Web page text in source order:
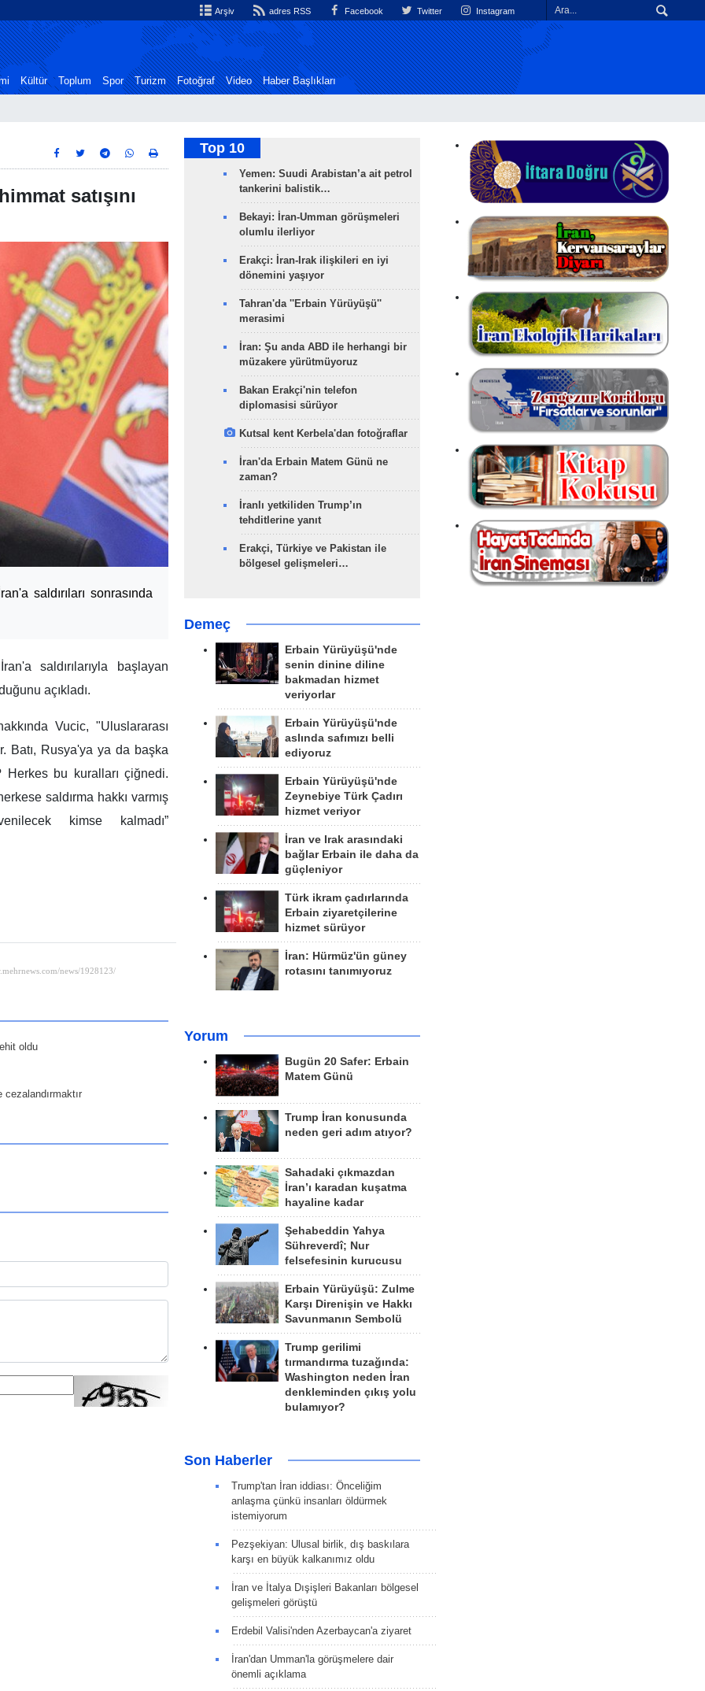
Arşiv adres RSS Facebook Twitter Instagram
Kültür Toplum Spor Turizm Fotoğraf Video Haber Başlıkları
satışını
saldırıları sonrasında
saldırılarıyla başlayan
açıkladı.
Vucic, "Uluslararası
Batı, Rusya'ya ya da başka
Herkes bu kuralları çiğnedi.
saldırma hakkı varmış
kimse kalmadı”
oldu
cezalandırmaktır
Top 10
Yemen: Suudi Arabistan’a ait petrol
tankerini balistik…
Bekayi: İran-Umman görüşmeleri
olumlu ilerliyor
Erakçi: İran-Irak ilişkileri en iyi
dönemini yaşıyor
Tahran'da ''Erbain Yürüyüşü''
merasimi
İran: Şu anda ABD ile herhangi bir
müzakere yürütmüyoruz
Bakan Erakçi'nin telefon
diplomasisi sürüyor
Kutsal kent Kerbela'dan fotoğraflar
İran'da Erbain Matem Günü ne
zaman?
İranlı yetkiliden Trump’ın
tehditlerine yanıt
Erakçi, Türkiye ve Pakistan ile
bölgesel gelişmeleri…
Demeç
Erbain Yürüyüşü'nde
senin dinine diline
bakmadan hizmet
veriyorlar
Erbain Yürüyüşü'nde
aslında safımızı belli
ediyoruz
Erbain Yürüyüşü'nde
Zeynebiye Türk Çadırı
hizmet veriyor
İran ve Irak arasındaki
bağlar Erbain ile daha da
güçleniyor
Türk ikram çadırlarında
Erbain ziyaretçilerine
hizmet sürüyor
İran: Hürmüz'ün güney
rotasını tanımıyoruz
Yorum
Bugün 20 Safer: Erbain
Matem Günü
Trump İran konusunda
neden geri adım atıyor?
Sahadaki çıkmazdan
İran’ı karadan kuşatma
hayaline kadar
Şehabeddin Yahya
Sühreverdî; Nur
felsefesinin kurucusu
Erbain Yürüyüşü: Zulme
Karşı Direnişin ve Hakkı
Savunmanın Sembolü
Trump gerilimi
tırmandırma tuzağında:
Washington neden İran
denkleminden çıkış yolu
bulamıyor?
Son Haberler
Trump'tan İran iddiası: Önceliğim
anlaşma çünkü insanları öldürmek
istemiyorum
Pezşekiyan: Ulusal birlik, dış baskılara
karşı en büyük kalkanımız oldu
İran ve İtalya Dışişleri Bakanları bölgesel
gelişmeleri görüştü
Erdebil Valisi'nden Azerbaycan'a ziyaret
İran'dan Umman'la görüşmelere dair
önemli açıklama